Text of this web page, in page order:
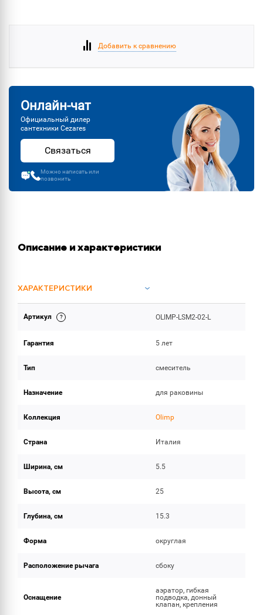
Добавить к сравнению
Онлайн-чат
Официальный дилер
сантехники Cezares
Связаться
Можно написать или
позвонить
Описание и характеристики
ХАРАКТЕРИСТИКИ
ОБЪЕМ ПОСТАВКИ
Артикул OLIMP-LSM2-02-L
Гарантия 5 лет
Тип смеситель
Назначение для раковины
Коллекция Olimp
Страна Италия
Ширина, см 5.5
Высота, см 25
Глубина, см 15.3
Форма округлая
Расположение рычага сбоку
Оснащение
аэратор, гибкая
подводка, донный
клапан, крепления